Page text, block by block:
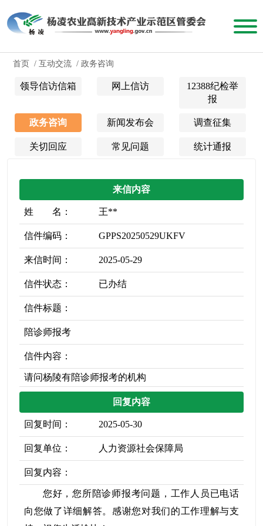
首页 / 互动交流 / 政务咨询
领导信访信箱 网上信访
12388纪检举
报
政务咨询 新闻发布会 调查征集
关切回应 常见问题 统计通报
来信内容
姓 名： 王**
信件编码： GPPS20250529UKFV
来信时间： 2025-05-29
信件状态： 已办结
信件标题：
陪诊师报考
信件内容：
请问杨陵有陪诊师报考的机构
回复内容
回复时间： 2025-05-30
回复单位： 人力资源社会保障局
回复内容：
您好，您所陪诊师报考问题，工作人员已电话
向您做了详细解答。感谢您对我们的工作理解与支